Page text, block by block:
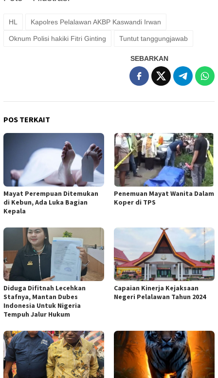
HL Kapolres Pelalawan AKBP Kaswandi Irwan
Oknum Polisi hakiki Fitri Ginting Tuntut tanggungjawab
SEBARKAN
POS TERKAIT
Mayat Perempuan Ditemukan
di Kebun, Ada Luka Bagian
Kepala
Penemuan Mayat Wanita Dalam
Koper di TPS
Diduga Difitnah Lecehkan
Stafnya, Mantan Dubes
Indonesia Untuk Nigeria
Tempuh Jalur Hukum
Capaian Kinerja Kejaksaan
Negeri Pelalawan Tahun 2024